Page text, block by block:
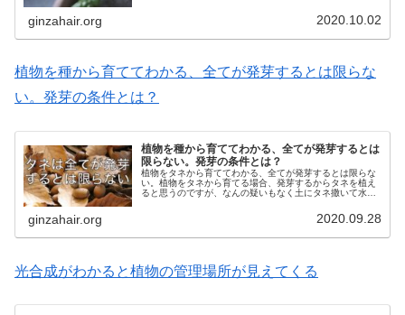
ginzahair.org 2020.10.02
植物を種から育ててわかる、全てが発芽するとは限らな
い。発芽の条件とは？
植物を種から育ててわかる、全てが発芽するとは
限らない。発芽の条件とは？
植物をタネから育ててわかる、全てが発芽するとは限らな
い。植物をタネから育てる場合、発芽するからタネを植え
ると思うのですが、なんの疑いもなく土にタネ撒いて水を
ginzahair.org 2020.09.28
光合成がわかると植物の管理場所が見えてくる